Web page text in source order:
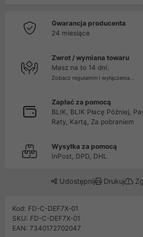
Gwarancja producenta
24 miesiące
Zwrot / wymiana towaru
Masz na to 14 dni.
Zobacz regulamin i wyłączenia...
Zapłać za pomocą
BLIK, BLIK Płacę Później,
Raty, Kartą, Za pobraniem
Wysyłka za pomocą
InPost, DPD, DHL
Udostępnij Drukuj
Kod: FD-C-DEF7X-01
SKU: FD-C-DEF7X-01
EAN: 7340172702047